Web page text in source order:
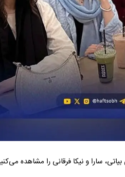
سارا و نیکا فرقانی را مشاهده